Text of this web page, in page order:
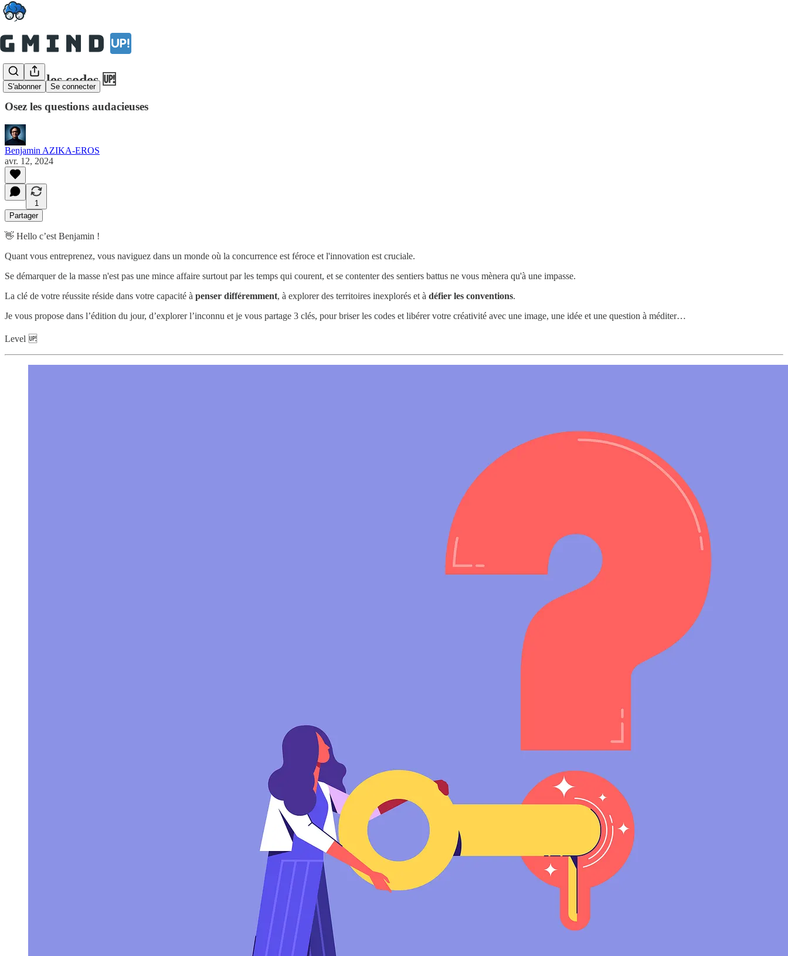
S'abonner Se connecter
Briser les codes 🆙
Osez les questions audacieuses
Benjamin AZIKA-EROS
avr. 12, 2024
1
Partager
👋 Hello c’est Benjamin !
Quant vous entreprenez, vous naviguez dans un monde où la concurrence est féroce et l'innovation est cruciale.
Se démarquer de la masse n'est pas une mince affaire surtout par les temps qui courent, et se contenter des sentiers battus ne vous mènera qu'à une impasse.
La clé de votre réussite réside dans votre capacité à penser différemment, à explorer des territoires inexplorés et à défier les conventions.
Je vous propose dans l’édition du jour, d’explorer l’inconnu et je vous partage 3 clés, pour briser les codes et libérer votre créativité avec une image, une idée et une question à méditer…
Level 🆙